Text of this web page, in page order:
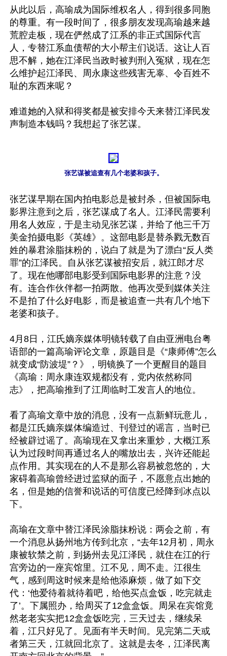
从此以后，高瑜成为国际维权名人，得到很多同胞
的尊重。有一段时间了，很多朋友发现高瑜越来越
荒腔走板，现在俨然成了江系的非正式国际代言
人，专替江系血债帮的大小帮主们说话。这让人百
思不解，她在江泽民当政时被判刑入冤狱，现在怎
么维护起江泽民、周永康这些残害无辜、令百姓不
耻的东西来呢？
难道她的入狱和得奖都是被安排今天来替江泽民发
声制造本钱吗？我想起了张艺谋。
张艺谋被追查有几个老婆和孩子。
张艺谋早期在国内拍电影总是被封杀，但被国际电
影界注意到之后，张艺谋成了名人。江泽民需要利
用名人效应，于是主动见张艺谋，并给了他三千万
美金拍摄电影《英雄》。这部电影是替杀戮无数百
姓的暴君涂脂抹粉的，说白了就是为了漂白“反人类
罪”的江泽民。自从张艺谋被招安后，就江郎才尽
了。现在他哪部电影受到国际电影界的注意？没
有。连合作伙伴都一拍两散。他再次受到媒体关注
不是拍了什么好电影，而是被追查一共有几个地下
老婆和孩子。
4月8日，江氏嫡亲媒体明镜转载了自由亚洲电台粤
语部的一篇高瑜评论文章，原题目是《“康师傅”怎么
就变成“防波堤”？》，明镜换了一个更醒目的题目
《高瑜：周永康连双规都没有，党内依然称同
志》，把高瑜推到了江周临时工发言人的地位。
看了高瑜文章中放的消息，没有一点新鲜玩意儿，
都是江氏嫡亲媒体编造过、刊登过的谣言，当时已
经被辟过谣了。高瑜现在又拿出来重炒，大概江系
认为过段时间再通过名人的嘴放出去，兴许还能起
点作用。其实现在的人不是那么容易被忽悠的，大
家碍着高瑜曾经进过监狱的面子，不愿意点出她的
名，但是她的信誉和说话的可信度已经降到冰点以
下。
高瑜在文章中替江泽民涂脂抹粉说：两会之前，有
一个消息从扬州地方传到北京，“去年12月初，周永
康被软禁之前，到扬州去见江泽民，就住在江的行
宫旁边的一座宾馆里。江不见，周不走。江很生
气，感到周这时候来是给他添麻烦，做了如下交
代：‘他爱待着就待着吧，给他买点盒饭，吃完就走
了’。下属照办，给周买了12盒盒饭。周呆在宾馆竟
然老老实实把12盒盒饭吃完，三天过去，继续呆
着，江只好见了。见面有半天时间。见完第二天或
者第三天，江就回北京了。这就是去冬，江泽民离